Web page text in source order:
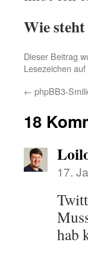
Wie
Dieser Beitrag
Lesezeichen auf
← phpBB3-
18
17.
hab